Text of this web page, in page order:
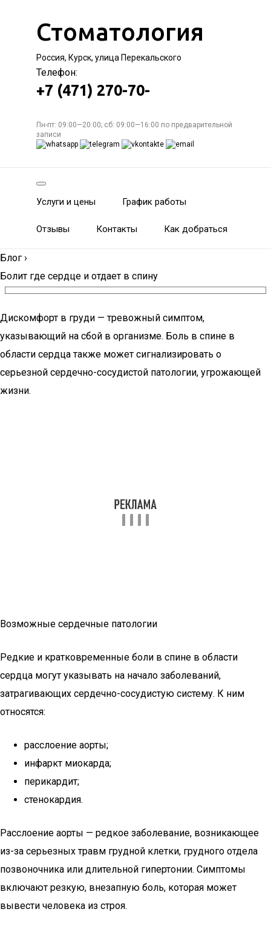
Стоматология
Россия, Курск, улица Перекальского
Телефон:
+7 (471) 270-70-
Пн-пт: 09:00—20:00; сб: 09:00—16:00 по предварительной
записи
Услуги и цены График работы
Отзывы Контакты Как добраться
Блог ›
Болит где сердце и отдает в спину
Дискомфорт в груди — тревожный симптом,
указывающий на сбой в организме. Боль в спине в
области сердца также может сигнализировать о
серьезной сердечно-сосудистой патологии, угрожающей
жизни.
Возможные сердечные патологии
Редкие и кратковременные боли в спине в области
сердца могут указывать на начало заболеваний,
затрагивающих сердечно-сосудистую систему. К ним
относятся:
расслоение аорты;
инфаркт миокарда;
перикардит;
стенокардия.
Расслоение аорты — редкое заболевание, возникающее
из-за серьезных травм грудной клетки, грудного отдела
позвоночника или длительной гипертонии. Симптомы
включают резкую, внезапную боль, которая может
вывести человека из строя.